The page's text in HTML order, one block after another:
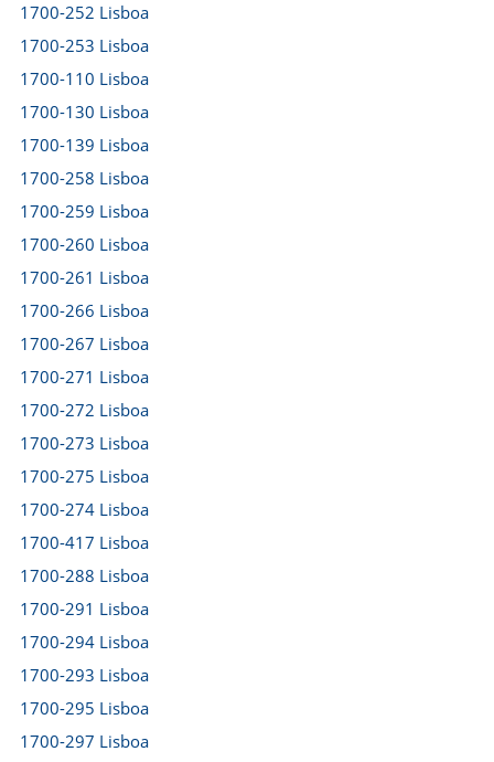
1700-252 Lisboa
1700-253 Lisboa
1700-110 Lisboa
1700-130 Lisboa
1700-139 Lisboa
1700-258 Lisboa
1700-259 Lisboa
1700-260 Lisboa
1700-261 Lisboa
1700-266 Lisboa
1700-267 Lisboa
1700-271 Lisboa
1700-272 Lisboa
1700-273 Lisboa
1700-275 Lisboa
1700-274 Lisboa
1700-417 Lisboa
1700-288 Lisboa
1700-291 Lisboa
1700-294 Lisboa
1700-293 Lisboa
1700-295 Lisboa
1700-297 Lisboa